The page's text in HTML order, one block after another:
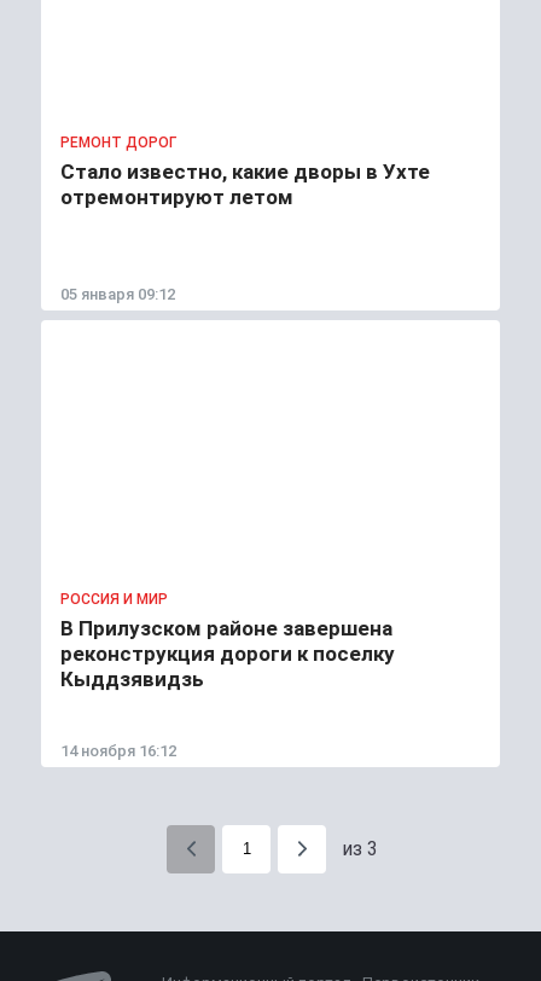
РЕМОНТ ДОРОГ
Стало известно, какие дворы в Ухте
отремонтируют летом
05 января 09:12
РОССИЯ И МИР
В Прилузском районе завершена
реконструкция дороги к поселку
Кыддзявидзь
14 ноября 16:12
из 3